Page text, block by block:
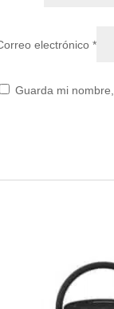
electrónico*
Guarda mi